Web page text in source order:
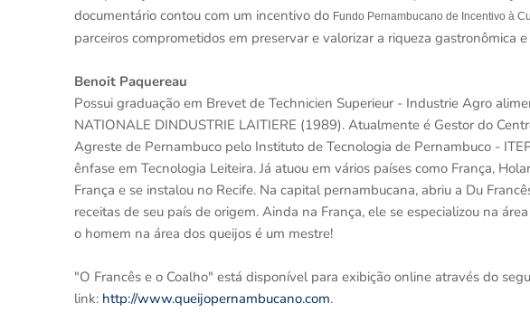
documentário contou com um incentivo do Fundo Pernambucano de Incentivo à
parceiros comprometidos em preservar e valorizar a riqueza gastronômica
Benoit Paquereau
Possui graduação em Brevet de Technicien Superieur - Industrie Agro
NATIONALE DINDUSTRIE LAITIERE (1989). Atualmente é Gestor do
Agreste de Pernambuco pelo Instituto de Tecnologia de Pernambuco -
ênfase em Tecnologia Leiteira. Já atuou em vários países como França,
França e se instalou no Recife. Na capital pernambucana, abriu a Du
receitas de seu país de origem. Ainda na França, ele se especializou na
o homem na área dos queijos é um mestre!
"O Francês e o Coalho" está disponível para exibição online através do
link: http://www.queijopernambucano.com.